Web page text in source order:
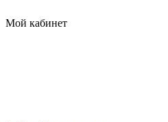
Мой кабинет